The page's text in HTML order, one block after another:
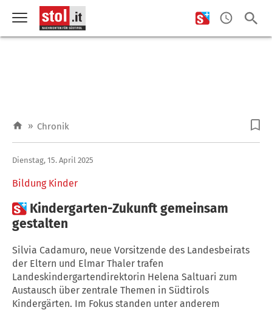
» Chronik
Bildung Kinder
Dienstag, 15. April 2025
 Kindergarten-Zukunft gemeinsam
gestalten
Silvia Cadamuro, neue Vorsitzende des Landesbeirats
der Eltern und Elmar Thaler trafen
Landeskindergartendirektorin Helena Saltuari zum
Austausch über zentrale Themen in Südtirols
Kindergärten. Im Fokus standen unter anderem